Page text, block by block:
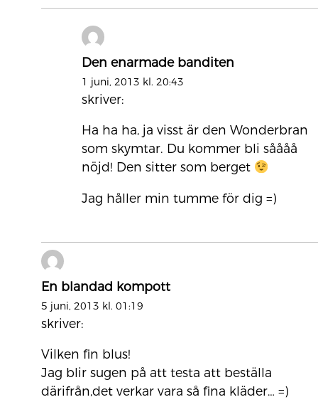
Den enarmade banditen
1 juni, 2013 kl. 20:43
skriver:
Ha ha ha, ja visst är den Wonderbran
som skymtar. Du kommer bli såååå
nöjd! Den sitter som berget
Jag håller min tumme för dig =)
En blandad kompott
5 juni, 2013 kl. 01:19
skriver:
Vilken fin blus!
Jag blir sugen på att testa att beställa
därifrån,det verkar vara så fina kläder… =)